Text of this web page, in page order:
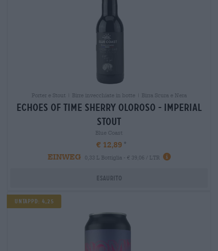
Porter e Stout | Birre invecchiate in botte | Birra Scura e Nera
echoes of time sherry oloroso - imperial
stout
Blue Coast
€ 12,89
EINWEG
0,33 L Bottiglia - € 39,06 / LTR
Esaurito
Untappd: 4,25